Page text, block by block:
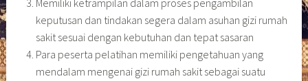
Memiliki ketrampilan dalam proses pengambilan
keputusan dan tindakan segera dalam asuhan gizi rumah
sakit sesuai dengan kebutuhan dan tepat sasaran
Para peserta pelatihan memiliki pengetahuan yang
mendalam mengenai gizi rumah sakit sebagai suatu